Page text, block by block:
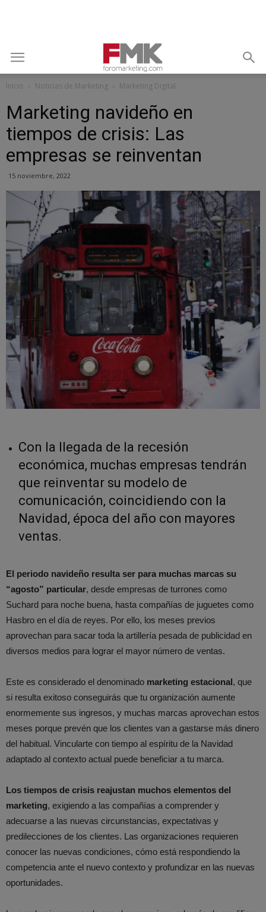
Inicio Noticias de Marketing Marketing Digital
Marketing navideño en
tiempos de crisis: Las
empresas se reinventan
15 noviembre, 2022
Con la llegada de la recesión
económica, muchas empresas tendrán
que reinventar su modelo de
comunicación, coincidiendo con la
Navidad, época del año con mayores
ventas.
El periodo navideño resulta ser para muchas marcas su
“agosto” particular, desde empresas de turrones como
Suchard para noche buena, hasta compañías de juguetes como
Hasbro en el día de reyes. Por ello, los meses previos
aprovechan para sacar toda la artillería pesada de publicidad en
diversos medios para lograr el mayor número de ventas.
Este es considerado el denominado marketing estacional, que
si resulta exitoso conseguirás que tu organización aumente
enormemente sus ingresos, y muchas marcas aprovechan estos
meses porque prevén que los clientes van a gastarse más dinero
del habitual. Vincularte con tiempo al espíritu de la Navidad
adaptado al contexto actual puede beneficiar a tu marca.
Los tiempos de crisis reajustan muchos elementos del
marketing, exigiendo a las compañías a comprender y
adecuarse a las nuevas circunstancias, expectativas y
predilecciones de los clientes. Las organizaciones requieren
conocer las nuevas condiciones, cómo está respondiendo la
competencia ante el nuevo contexto y profundizar en las nuevas
oportunidades.